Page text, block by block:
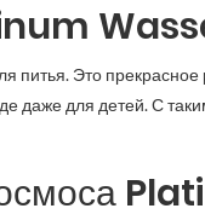
Это
даже для детей. С
осмоса